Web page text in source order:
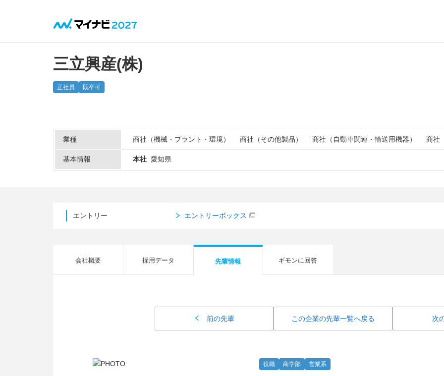
三立興産(株)
正社員 既卒可
業種 商社（機械・プラント・環境） 商社（その他製品） 商社（自動車関連・輸送用機器） 商社
基本情報 本社 愛知県
エントリー エントリーボックス
会社概要 採用データ 先輩情報 ギモンに回答
前の先輩 この企業の先輩一覧へ戻る 次
役職 商学部 営業系